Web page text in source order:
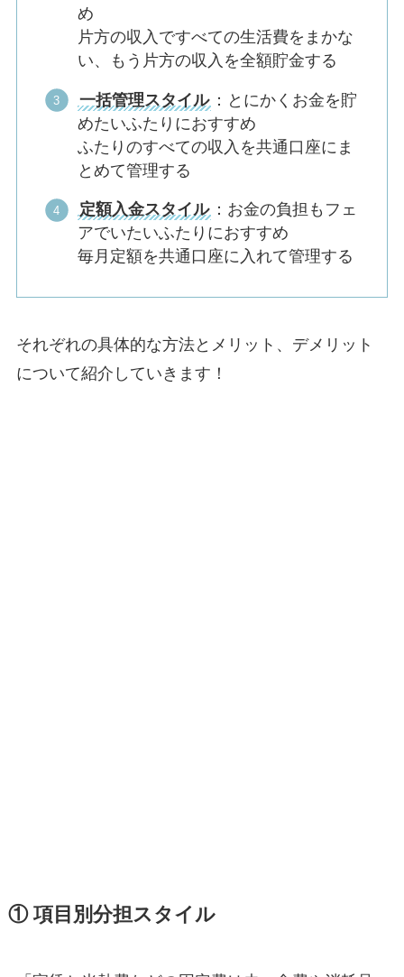
め
片方の収入ですべての生活費をまかな
い、もう片方の収入を全額貯金する
一括管理スタイル ：とにかくお金を貯
めたいふたりにおすすめ
ふたりのすべての収入を共通口座にま
とめて管理する
定額入金スタイル ：お金の負担もフェ
アでいたいふたりにおすすめ
毎月定額を共通口座に入れて管理する
それぞれの具体的な方法とメリット、デメリット
について紹介していきます！
① 項目別分担スタイル